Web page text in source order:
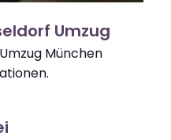
Umzug
München